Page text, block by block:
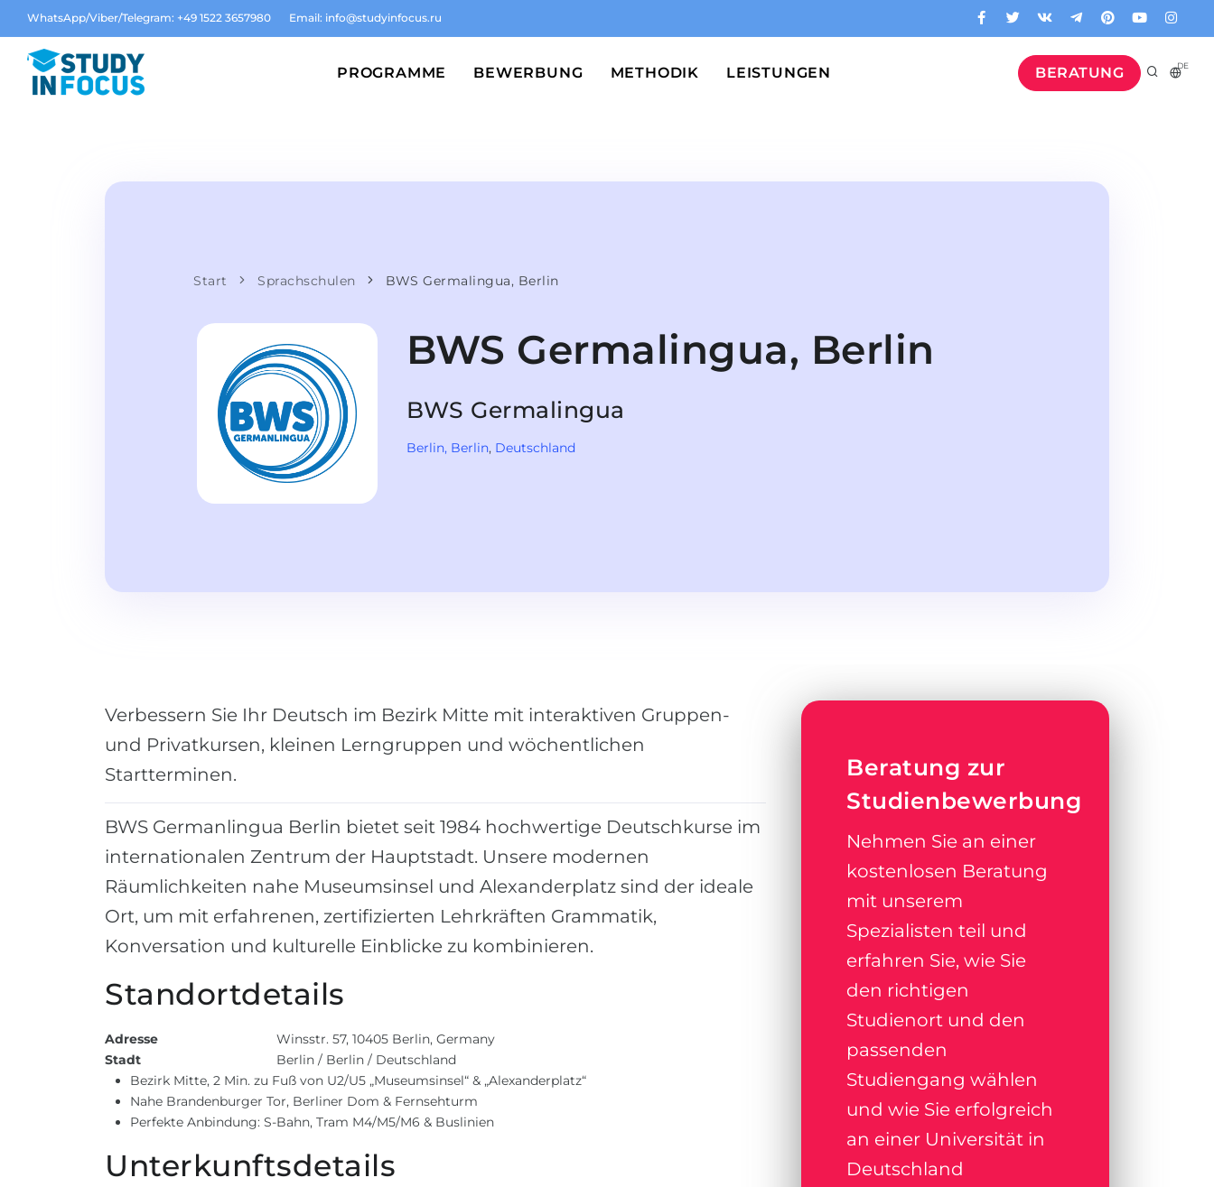
WhatsApp/Viber/Telegram: +49 1522 3657980 Email: info@studyinfocus.ru
BERATUNG DE
PROGRAMME BEWERBUNG METHODIK LEISTUNGEN
Start Sprachschulen BWS Germalingua, Berlin
BWS Germalingua, Berlin
BWS Germalingua
Berlin, Berlin, Deutschland
Verbessern Sie Ihr Deutsch im Bezirk Mitte mit interaktiven Gruppen-
und Privatkursen, kleinen Lerngruppen und wöchentlichen
Startterminen.
BWS Germanlingua Berlin bietet seit 1984 hochwertige Deutschkurse im
internationalen Zentrum der Hauptstadt. Unsere modernen
Räumlichkeiten nahe Museumsinsel und Alexanderplatz sind der ideale
Ort, um mit erfahrenen, zertifizierten Lehrkräften Grammatik,
Konversation und kulturelle Einblicke zu kombinieren.
Standortdetails
Adresse
Winsstr. 57, 10405 Berlin, Germany
Stadt
Berlin / Berlin / Deutschland
Bezirk Mitte, 2 Min. zu Fuß von U2/U5 „Museumsinsel“ & „Alexanderplatz“
Nahe Brandenburger Tor, Berliner Dom & Fernsehturm
Perfekte Anbindung: S-Bahn, Tram M4/M5/M6 & Buslinien
Unterkunftsdetails
Beratung zur
Studienbewerbung
Nehmen Sie an einer
kostenlosen Beratung
mit unserem
Spezialisten teil und
erfahren Sie, wie Sie
den richtigen
Studienort und den
passenden
Studiengang wählen
und wie Sie erfolgreich
an einer Universität in
Deutschland